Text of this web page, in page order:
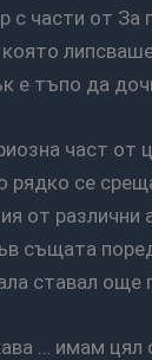
части от За
която
е тъпо да
рядко се
от
същата
ставал още